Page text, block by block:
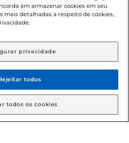
II (Estatuto da Criança e do
exclusivos para o
para as compras on-line é de
Todos os direitos
Gbarbosa.
em armazenar cookies em seu
mais detalhadas a respeito de cookies,
privacidade
todos
todos os cookies